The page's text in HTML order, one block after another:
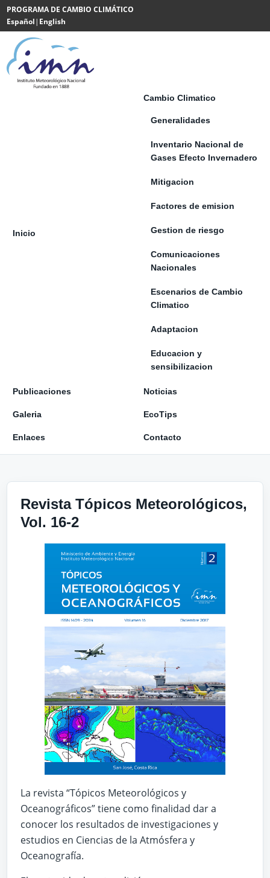
Saltar al contenido
PROGRAMA DE CAMBIO CLIMÁTICO
Español| English
Powered
by
Translate
Inicio
Cambio Climatico
Generalidades
Inventario Nacional de
Gases Efecto Invernadero
Mitigacion
Factores de emision
Gestion de riesgo
Comunicaciones
Nacionales
Escenarios de Cambio
Climatico
Adaptacion
Educacion y
sensibilizacion
Publicaciones Noticias
Galeria EcoTips
Enlaces Contacto
Revista Tópicos Meteorológicos,
Vol. 16-2
La revista “Tópicos Meteorológicos y
Oceanográficos” tiene como finalidad dar a
conocer los resultados de investigaciones y
estudios en Ciencias de la Atmósfera y
Oceanografía.